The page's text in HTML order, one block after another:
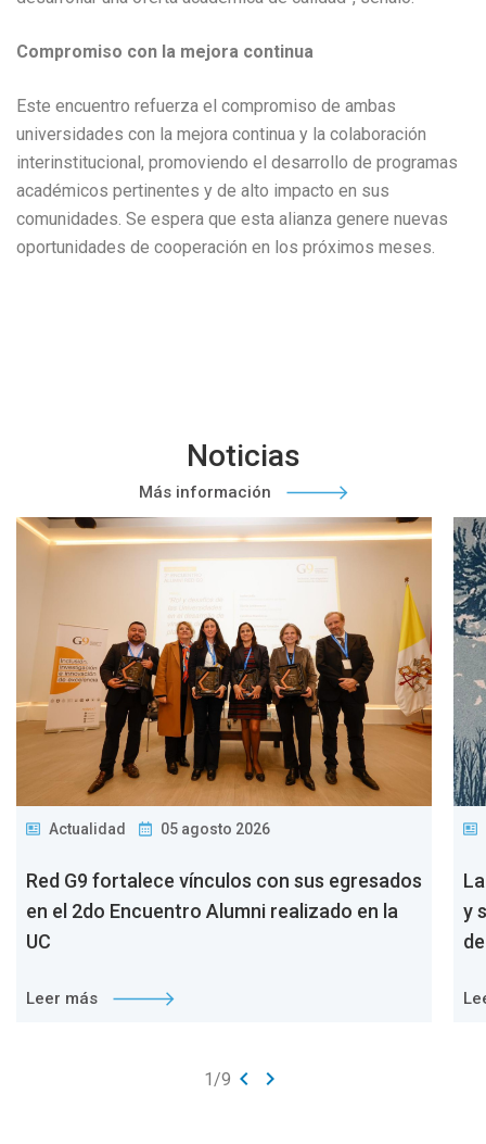
Compromiso con la mejora continua
Este encuentro refuerza el compromiso de ambas
universidades con la mejora continua y la colaboración
interinstitucional, promoviendo el desarrollo de programas
académicos pertinentes y de alto impacto en sus
comunidades. Se espera que esta alianza genere nuevas
oportunidades de cooperación en los próximos meses.
Noticias
Más información
Actualidad 05 agosto 2026
Red G9 fortalece vínculos con sus egresados
en el 2do Encuentro Alumni realizado en la
UC
Leer más
y
1/9 keyboard_arrow_left keyboard_arrow_right